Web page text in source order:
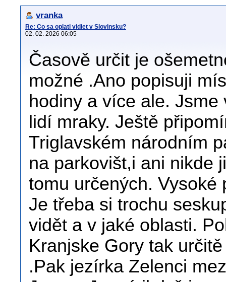
vranka
Re: Co sa oplati vidiet v Slovinsku?
02. 02. 2026 06:05
Časově určit je
možné .Ano popisuji
hodiny a více ale.
lidí mraky. Ještě
Triglavském národním
na parkovišt,i ani nikde
tomu určených. Vysoké
Je třeba si trochu
vidět a v jaké oblasti.
Kranjske Gory tak
.Pak jezírka Zelenci